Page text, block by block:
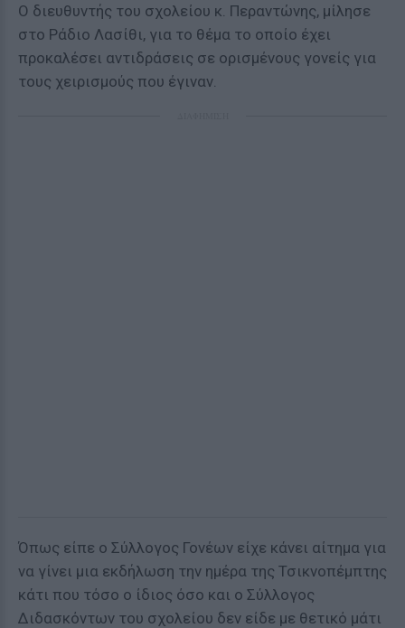
Ο διευθυντής του σχολείου κ. Περαντώνης, μίλησε
στο Ράδιο Λασίθι, για το θέμα το οποίο έχει
προκαλέσει αντιδράσεις σε ορισμένους γονείς για
τους χειρισμούς που έγιναν.
Όπως είπε ο Σύλλογος Γονέων είχε κάνει αίτημα για
να γίνει μια εκδήλωση την ημέρα της Τσικνοπέμπτης
κάτι που τόσο ο ίδιος όσο και ο Σύλλογος
Διδασκόντων του σχολείου δεν είδε με θετικό μάτι